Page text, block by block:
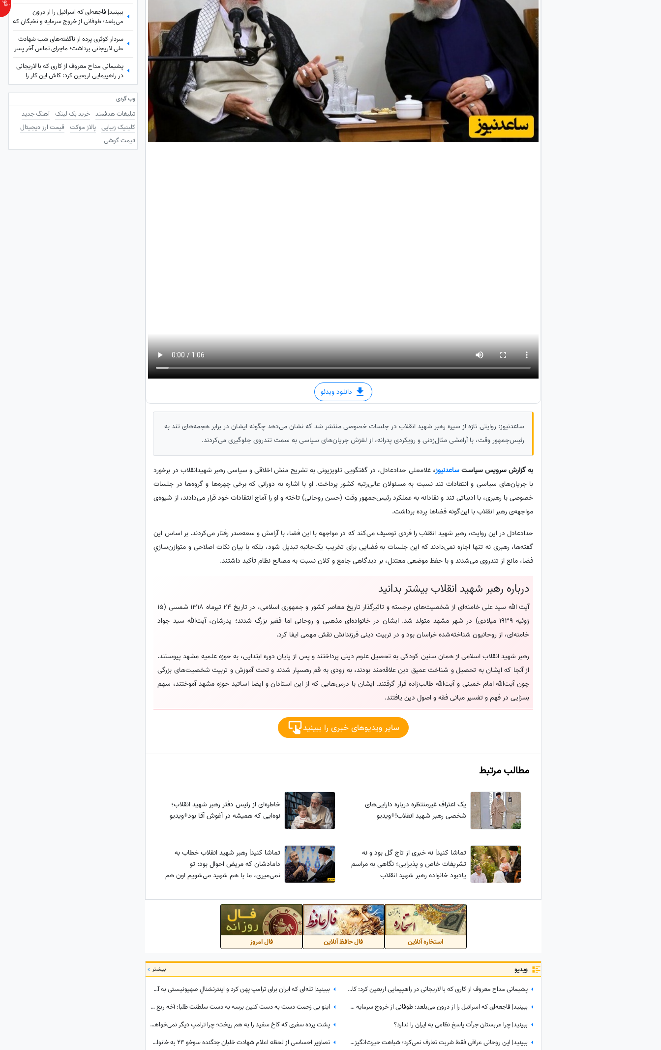
دانلود ویدئو
ساعدنیوز: روایتی تازه از سیره رهبر شهید انقلاب در جلسات خصوصی منتشر شد که نشان می‌دهد چگونه ایشان در برابر هجمه‌های تند به
رئیس‌جمهور وقت، با آرامشی مثال‌زدنی و رویکردی پدرانه، از لغزش جریان‌های سیاسی به سمت تندروی جلوگیری می‌کردند.
به گزارش سرویس سیاستساعدنیوز،غلامعلی حدادعادل، در گفتگویی تلویزیونی به تشریح منش اخلاقی و سیاسی رهبر شهیدانقلاب در برخورد
با جریان‌های سیاسی و انتقادات تند نسبت به مسئولان عالی‌رتبه کشور پرداخت. او با اشاره به دورانی که برخی چهره‌ها و گروه‌ها در جلسات
خصوصی با رهبری، با ادبیاتی تند و نقادانه به عملکرد رئیس‌جمهور وقت (حسن روحانی) تاخته و او را آماج انتقادات خود قرار می‌دادند، از شیوه‌ی
مواجهه‌ی رهبر انقلاب با این‌گونه فضاها پرده برداشت.
حدادعادل در این روایت، رهبر شهید انقلاب را فردی توصیف می‌کند که در مواجهه با این فضا، با آرامش و سعه‌صدر رفتار می‌کردند. بر اساس این
گفته‌ها، رهبری نه تنها اجازه نمی‌دادند که این جلسات به فضایی برای تخریب یک‌جانبه تبدیل شود، بلکه با بیان نکات اصلاحی و متوازن‌سازیِ
فضا، مانع از تندروی می‌شدند و با حفظ موضعی معتدل، بر دیدگاهی جامع و کلان نسبت به مصالح نظام تأکید داشتند.
درباره رهبر شهید انقلاب بیشتر بدانید
آیت الله سید علی خامنه‌ای از شخصیت‌های برجسته و تاثیرگذار تاریخ معاصر کشور و جمهوری اسلامی، در تاریخ 24 تیرماه 1318 شمسی (15
ژوئیه 1939 میلادی) در شهر مشهد متولد شد. ایشان در خانواده‌ای مذهبی و روحانی اما فقیر بزرگ شدند؛ پدرشان، آیت‌الله سید جواد
خامنه‌ای، از روحانیون شناخته‌شده خراسان بود و در تربیت دینی فرزندانش نقش مهمی ایفا کرد.
رهبر شهید انقلاب اسلامی از همان سنین کودکی به تحصیل علوم دینی پرداختند و پس از پایان دوره ابتدایی، به حوزه علمیه مشهد پیوستند.
از آنجا که ایشان به تحصیل و شناخت عمیق دین علاقه‌مند بودند، به زودی به قم رهسپار شدند و تحت آموزش و تربیت شخصیت‌های بزرگی
چون آیت‌الله امام خمینی و آیت‌الله طالب‌زاده قرار گرفتند. ایشان با درس‌هایی که از این استادان و ایضا اساتید حوزه مشهد آموختند، سهم
بسزایی در فهم و تفسیر مبانی فقه و اصول دین یافتند.
سایر ویدیوهای خبری را ببینید
مطالب مرتبط
یک اعتراف غیرمنتظره درباره دارایی‌های
شخصی رهبر شهید انقلاب!+ویدیو
خاطره‌ای از رئیس دفتر رهبر شهید انقلاب؛
نوه‌ایی که همیشه در آغوش آقا بود+ویدیو
تماشا کنید| نه خبری از تاج گل بود و نه
تشریفات خاص و پذیرایی؛ نگاهی به مراسم
یادبود خانواده رهبر شهید انقلاب
تماشا کنید| رهبر شهید انقلاب خطاب به
دامادشان که مریض احوال بود: تو
نمی‌میری، ما با هم شهید می‌شویم اون هم
استخاره آنلاین فال حافظ آنلاین فال امروز
ویدیو بیشتر
پشیمانی مداح معروف از کاری که با لاریجانی در راهپیمایی اربعین کرد: کاش این کار را نمی‌کردم
ببینید| تله‌ای که ایران برای ترامپ پهن کرد و اینترنشنالِ صهیونیستی به آن اعتراف کرد!
ببینید| فاجعه‌ای که اسرائیل را از درون می‌بلعد؛ طوفانی از خروج سرمایه و نخبگان که نتانیاهو را به خاک سیاه نشاند!
اینو بی زحمت دست به دست کنین برسه به دست سلطنت طلبا؛ آخه ربع پهلوی تا حالا توی دعوای محله‌ای هم شرکت نکرده که آرزوی این چنینی براش دارید!+ویدیو
ببینید| چرا عربستان جرأت پاسخ نظامی به ایران را ندارد؟
پشت پرده سفری که کاخ سفید را به هم ریخت؛ چرا ترامپ دیگر نمی‌خواهد نتانیاهو را ببیند؟
ببینید| این روحانی عراقی فقط شربت تعارف نمی‌کرد؛ شباهت حیرت‌انگیزش به رهبر شهید انقلاب همه را در این موکب متوقف کرد
تصاویر احساسی از لحظه اعلام شهادت خلبان جنگنده سوخو 24 به خانواده ایشان؛ لحظاتی تلخ از گریه و اشک...
ببینید| فاجعه‌ای که اسرائیل را از درون
می‌بلعد؛ طوفانی از خروج سرمایه و نخبگان که
نتانیاهو را به خاک سیاه نشاند!
سردار کوثری پرده از ناگفته‌های شب شهادت
علی لاریجانی برداشت؛ ماجرای تماس آخر پسر
شهید لاریجانی چه بود؟
پشیمانی مداح معروف از کاری که با لاریجانی
در راهپیمایی اربعین کرد: کاش این کار را
نمی‌کردم
وب گردی
تبلیغات هدفمند خرید بک لینک آهنگ جدید
کلینیک زیبایی پالاز موکت قیمت ارز دیجیتال
قیمت گوشی